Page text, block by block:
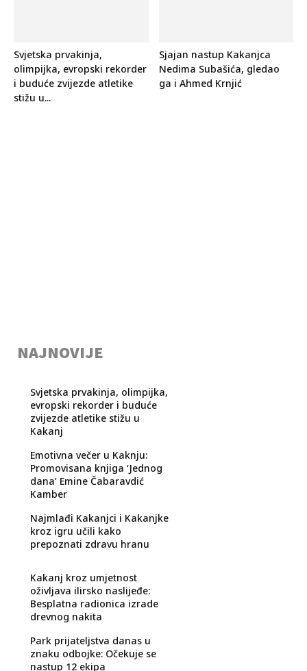
Svjetska prvakinja,
olimpijka, evropski rekorder
i buduće zvijezde atletike
stižu u...
Sjajan nastup Kakanjca
Nedima Subašića, gledao
ga i Ahmed Krnjić
NAJNOVIJE
Svjetska prvakinja, olimpijka,
evropski rekorder i buduće
zvijezde atletike stižu u
Kakanj
Emotivna večer u Kaknju:
Promovisana knjiga ‘Jednog
dana’ Emine Čabaravdić
Kamber
Najmlađi Kakanjci i Kakanjke
kroz igru učili kako
prepoznati zdravu hranu
Kakanj kroz umjetnost
oživljava ilirsko naslijeđe:
Besplatna radionica izrade
drevnog nakita
Park prijateljstva danas u
znaku odbojke: Očekuje se
nastup 12 ekipa